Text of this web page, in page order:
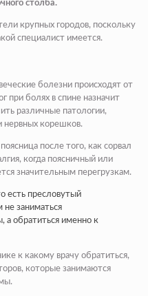
столба.
крупных городов, поскольку
специалист имеется.
болезни происходят от
при болях в спине назначит
различные патологии,
нервных корешков.
после того, как сорвал
когда поясничный или
значительным перегрузкам.
есть пресловутый
не заниматься
а обратиться именно к
к какому врачу обратиться,
которые занимаются